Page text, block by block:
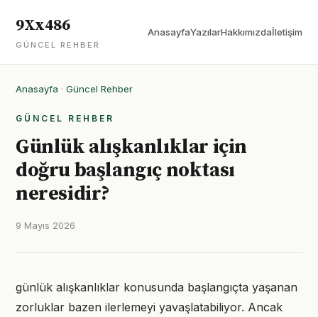
9Xx486
GÜNCEL REHBER
AnasayfaYazılarHakkımızdaİletişim
Anasayfa · Güncel Rehber
GÜNCEL REHBER
Günlük alışkanlıklar için
doğru başlangıç noktası
neresidir?
9 Mayıs 2026
günlük alışkanlıklar konusunda başlangıçta yaşanan
zorluklar bazen ilerlemeyi yavaşlatabiliyor. Ancak